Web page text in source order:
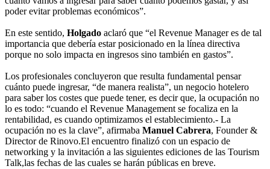
poder evitar problemas económicos”.
En este sentido, Holgado aclaró que “el Revenue Manager es de tal
importancia que debería estar posicionado en la línea directiva
porque no solo impacta en ingresos sino también en gastos”.
Los profesionales concluyeron que resulta fundamental pensar
cuánto puede ingresar, “de manera realista”, un negocio hotelero
para saber los costes que puede tener, es decir que, la ocupación no
lo es todo: “cuando el Revenue Management se focaliza en la
rentabilidad, es cuando optimizamos el establecimiento.- La
ocupación no es la clave”, afirmaba Manuel Cabrera, Founder &
Director de Rinovo.El encuentro finalizó con un espacio de
networking y la invitación a las siguientes ediciones de las Tourism
Talk,las fechas de las cuales se harán públicas en breve.